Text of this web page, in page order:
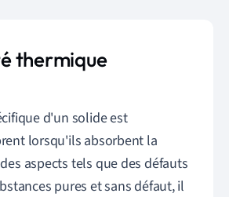
thermique
d'un solide est
lorsqu'ils absorbent la
aspects tels que des défauts
pures et sans défaut, il